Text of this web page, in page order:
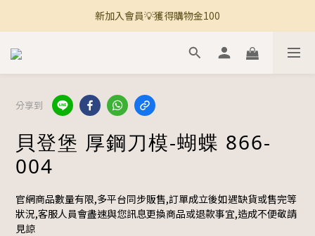
🚚 全館滿800免運 🚚
分享到
貝登堡 厚鋼刀模-蝴蝶 866-
004
官網商品數量有限,多平台同步販售,訂單成立後如遇缺貨或售完等
狀況,客服人員會盡速與您訊息更換商品或退款事宜,造成不便敬請
見諒